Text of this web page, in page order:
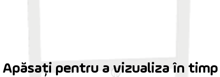
Apăsați pentru a vizualiza în timp